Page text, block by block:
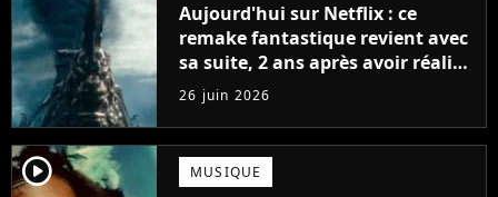
Aujourd'hui sur Netflix : ce
remake fantastique revient avec
sa suite, 2 ans après avoir réalisé
60 millions de vues et régné 6
semaines dans le Top 10
26 juin 2026
player2 MUSIQUE